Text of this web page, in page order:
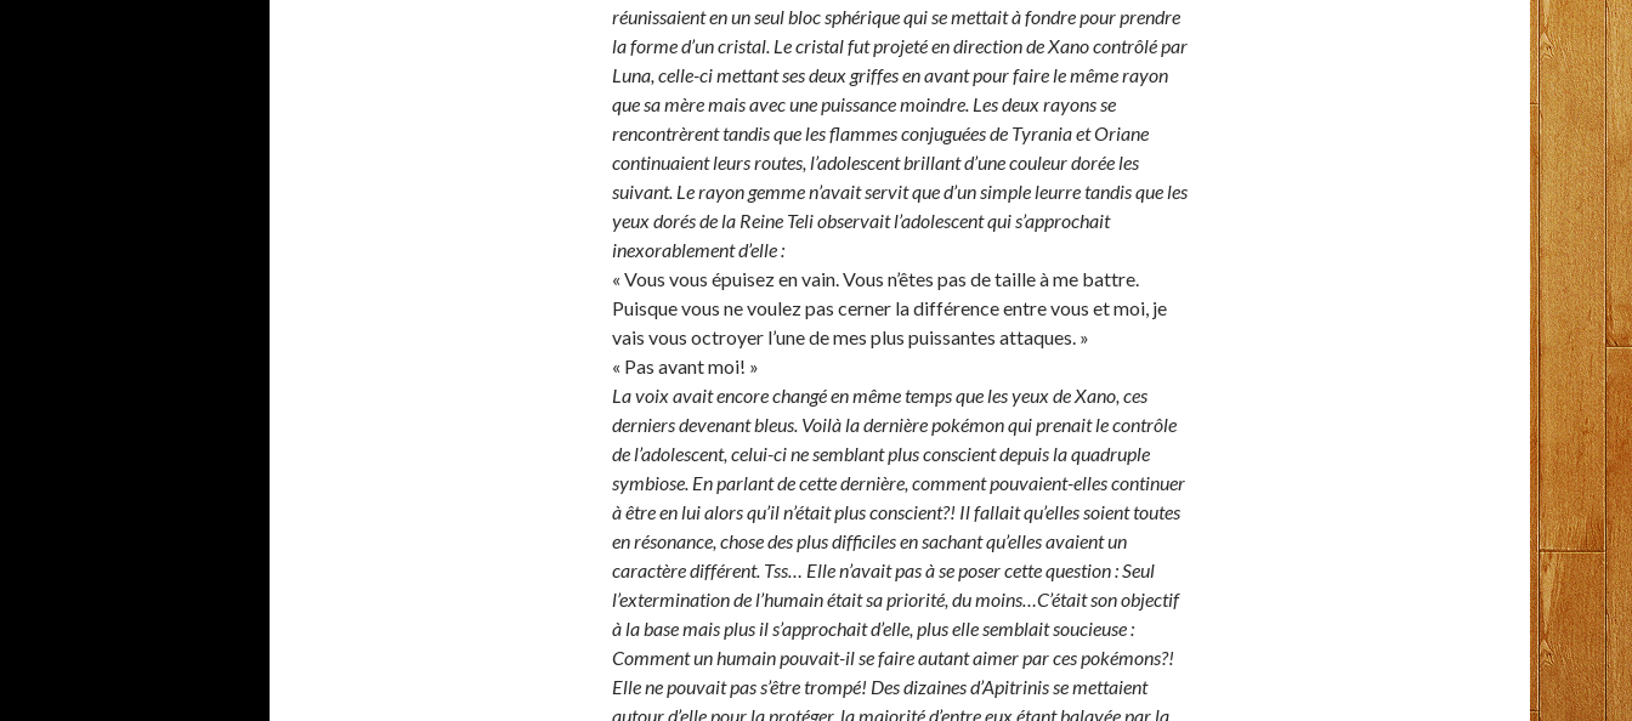
réunissaient en un seul bloc sphérique qui se mettait à fondre pour prendre
la forme d’un cristal. Le cristal fut projeté en direction de Xano contrôlé par
Luna, celle-ci mettant ses deux griffes en avant pour faire le même rayon
que sa mère mais avec une puissance moindre. Les deux rayons se
rencontrèrent tandis que les flammes conjuguées de Tyrania et Oriane
continuaient leurs routes, l’adolescent brillant d’une couleur dorée les
suivant. Le rayon gemme n’avait servit que d’un simple leurre tandis que les
yeux dorés de la Reine Teli observait l’adolescent qui s’approchait
inexorablement d’elle :
« Vous vous épuisez en vain. Vous n’êtes pas de taille à me battre.
Puisque vous ne voulez pas cerner la différence entre vous et moi, je
vais vous octroyer l’une de mes plus puissantes attaques. »
« Pas avant moi! »
La voix avait encore changé en même temps que les yeux de Xano, ces
derniers devenant bleus. Voilà la dernière pokémon qui prenait le contrôle
de l’adolescent, celui-ci ne semblant plus conscient depuis la quadruple
symbiose. En parlant de cette dernière, comment pouvaient-elles continuer
à être en lui alors qu’il n’était plus conscient?! Il fallait qu’elles soient toutes
en résonance, chose des plus difficiles en sachant qu’elles avaient un
caractère différent. Tss… Elle n’avait pas à se poser cette question : Seul
l’extermination de l’humain était sa priorité, du moins…C’était son objectif
à la base mais plus il s’approchait d’elle, plus elle semblait soucieuse :
Comment un humain pouvait-il se faire autant aimer par ces pokémons?!
Elle ne pouvait pas s’être trompé! Des dizaines d’Apitrinis se mettaient
autour d’elle pour la protéger, la majorité d’entre eux étant balayée par la